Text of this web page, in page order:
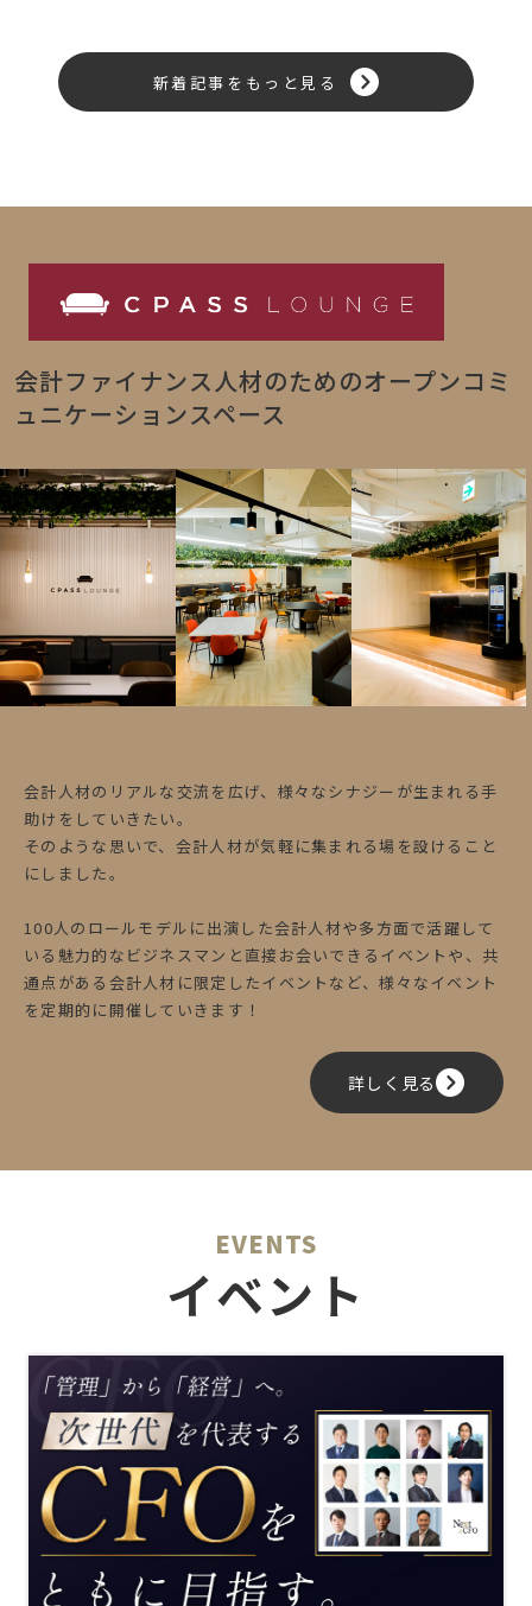
新着記事をもっと見る
会計ファイナンス人材のためのオープンコミ
ュニケーションスペース
会計人材のリアルな交流を広げ、様々なシナジーが生まれる手
助けをしていきたい。
そのような思いで、会計人材が気軽に集まれる場を設けること
にしました。
100人のロールモデルに出演した会計人材や多方面で活躍して
いる魅力的なビジネスマンと直接お会いできるイベントや、共
通点がある会計人材に限定したイベントなど、様々なイベント
を定期的に開催していきます！
詳しく見る
EVENTS
イベント